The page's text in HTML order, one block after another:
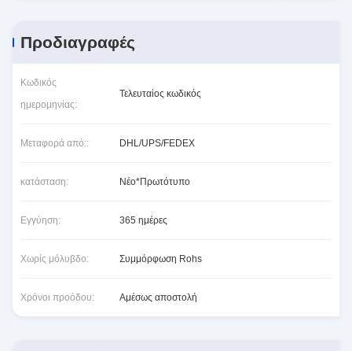
Προδιαγραφές
Κωδικός
ημερομηνίας:
Τελευταίος κωδικός
Μεταφορά από:: DHL/UPS/FEDEX
κατάσταση: Νέο*Πρωτότυπο
Εγγύηση: 365 ημέρες
Χωρίς μόλυβδο: Συμμόρφωση Rohs
Χρόνοι προόδου: Αμέσως αποστολή